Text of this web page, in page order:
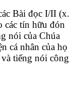
Bài đọc I/II (x.
các tín hữu đón
nói của Chúa
cá nhân của họ
tiếng nói công